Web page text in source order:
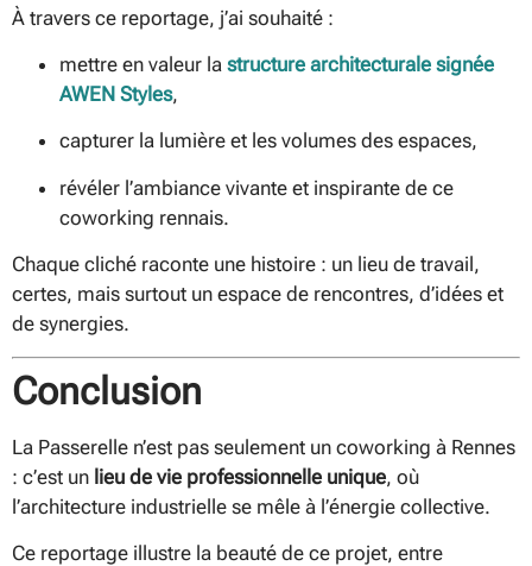
À travers ce reportage, j’ai souhaité :
mettre en valeur la structure architecturale signée
AWEN Styles,
capturer la lumière et les volumes des espaces,
révéler l’ambiance vivante et inspirante de ce
coworking rennais.
Chaque cliché raconte une histoire : un lieu de travail,
certes, mais surtout un espace de rencontres, d’idées et
de synergies.
Conclusion
La Passerelle n’est pas seulement un coworking à Rennes
: c’est un lieu de vie professionnelle unique, où
l’architecture industrielle se mêle à l’énergie collective.
Ce reportage illustre la beauté de ce projet, entre